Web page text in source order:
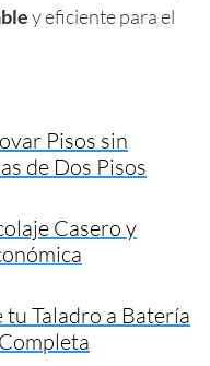
y eficiente para el
Pisos sin
de Dos Pisos
Casero y
Taladro a Batería